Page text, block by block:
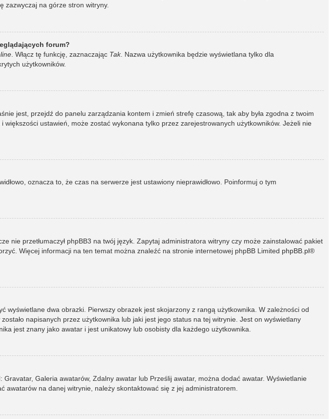
zazwyczaj na górze stron witryny.
forum?
. Włącz tę funkcję, zaznaczając Tak. Nazwa użytkownika będzie wyświetlana tylko dla
użytkowników.
jest, przejdź do panelu zarządzania kontem i zmień strefę czasową, tak aby była zgodna z twoim
ustawień, może zostać wykonana tylko przez zarejestrowanych użytkowników. Jeżeli nie
oznacza to, że czas na serwerze jest ustawiony nieprawidłowo. Poinformuj o tym
nie przetłumaczył phpBB3 na twój język. Zapytaj administratora witryny czy może zainstalować pakiet
Więcej informacji na ten temat można znaleźć na stronie internetowej phpBB Limited phpBB.pl®
dwa obrazki. Pierwszy obrazek jest skojarzony z rangą użytkownika. W zależności od
napisanych przez użytkownika lub jaki jest jego status na tej witrynie. Jest on wyświetlany
jest znany jako awatar i jest unikatowy lub osobisty dla każdego użytkownika.
Galeria awatarów, Zdalny awatar lub Prześlij awatar, można dodać awatar. Wyświetlanie
na danej witrynie, należy skontaktować się z jej administratorem.